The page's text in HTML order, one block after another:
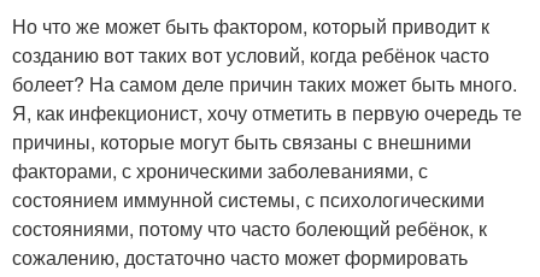
Но что же может быть фактором, который приводит к
созданию вот таких вот условий, когда ребёнок часто
болеет? На самом деле причин таких может быть много.
Я, как инфекционист, хочу отметить в первую очередь те
причины, которые могут быть связаны с внешними
факторами, с хроническими заболеваниями, с
состоянием иммунной системы, с психологическими
состояниями, потому что часто болеющий ребёнок, к
сожалению, достаточно часто может формировать